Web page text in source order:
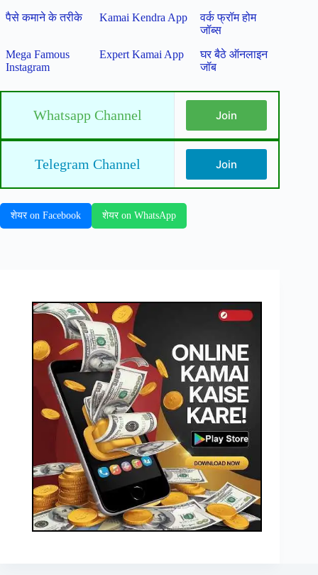
पैसे कमाने के तरीके
Kamai Kendra App
वर्क फ्रॉम होम
जॉब्स
Mega Famous
Instagram
Expert Kamai App
घर बैठे ऑनलाइन
जॉब
Whatsapp Channel Join
Telegram Channel Join
शेयर on Facebook शेयर on WhatsApp